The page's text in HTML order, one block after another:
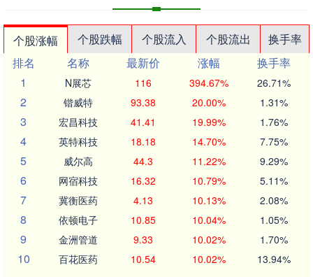
个股涨幅 个股跌幅 个股流入 个股流出
换手率
排名
名称 最新价 涨幅
换手率
1
N展芯 116 394.67% 26.71%
2 锴威特 93.38 20.00% 1.31%
3 宏昌科技 41.41 19.99% 1.76%
4 英特科技 18.18 14.70% 7.75%
5 威尔高 44.3 11.22% 9.29%
6 网宿科技 16.32 10.79% 5.11%
7 冀衡医药 4.13 10.13% 2.08%
8 依顿电子 10.85 10.04% 1.05%
9 金洲管道 9.33 10.02% 1.70%
10 百花医药 10.54 10.02% 13.94%